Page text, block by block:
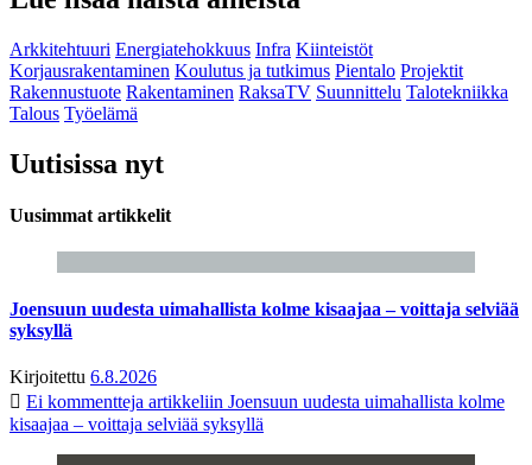
Arkkitehtuuri Energiatehokkuus Infra Kiinteistöt
Korjausrakentaminen Koulutus ja tutkimus Pientalo Projektit
Rakennustuote Rakentaminen RaksaTV Suunnittelu Talotekniikka
Talous Työelämä
Uutisissa nyt
Uusimmat artikkelit
Joensuun uudesta uimahallista kolme kisaajaa – voittaja selviää
syksyllä
Kirjoitettu 6.8.2026
Ei kommentteja artikkeliin Joensuun uudesta uimahallista kolme
kisaajaa – voittaja selviää syksyllä